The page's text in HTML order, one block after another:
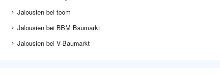
Jalousien bei toom
Jalousien bei BBM Baumarkt
Jalousien bei V-Baumarkt